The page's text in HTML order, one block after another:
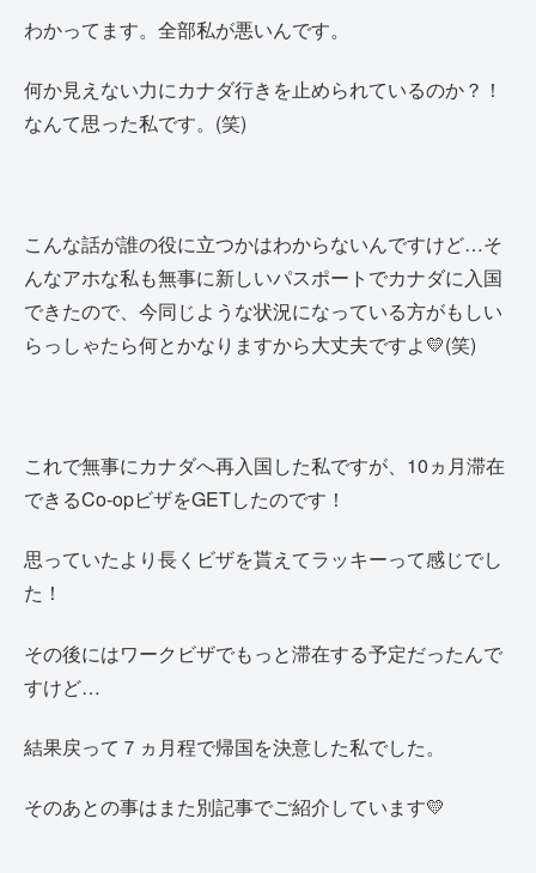
わかってます。全部私が悪いんです。
何か見えない力にカナダ行きを止められているのか？！
なんて思った私です。(笑)
こんな話が誰の役に立つかはわからないんですけど…そ
んなアホな私も無事に新しいパスポートでカナダに入国
できたので、今同じような状況になっている方がもしい
らっしゃたら何とかなりますから大丈夫ですよ💛(笑)
これで無事にカナダへ再入国した私ですが、10ヵ月滞在
できるCo-opビザをGETしたのです！
思っていたより長くビザを貰えてラッキーって感じでし
た！
その後にはワークビザでもっと滞在する予定だったんで
すけど…
結果戻って７ヵ月程で帰国を決意した私でした。
そのあとの事はまた別記事でご紹介しています💛